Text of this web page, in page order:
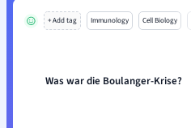
+ Add tag Immunology Cell Biology
Was war die Boulanger-Krise?